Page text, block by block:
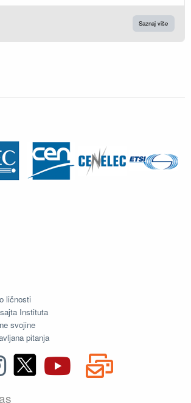
Saznaj više
ličnosti
Instituta
svojine
pitanja